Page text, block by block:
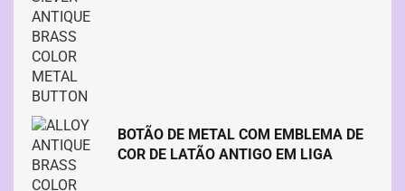
BOTÃO DE METAL COM EMBLEMA DE
COR DE LATÃO ANTIGO EM LIGA